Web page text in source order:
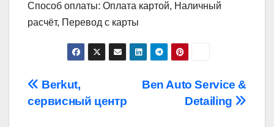
Способ оплаты: Оплата картой, Наличный
расчёт, Перевод с карты
Навигация
по
Ben Auto Service &
Detailing
Berkut,
сервисный центр